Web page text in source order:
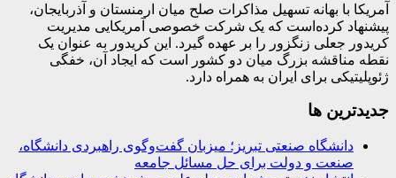
آمریکا با بهانه تسهیل مذاکرات صلح میان ارمنستان و آذربایجان،
پیشنهاد کرده‌است که یک شرکت خصوصی آمریکایی مدیریت
کریدور جعلی زنگزور را بر عهده گیرد. این کریدور به‌ عنوان یک
نقطه مناقشه بزرگ میان دو کشور است که ایجاد آن، خفگی
ژئوپلیتیکی برای ایران به همراه دارد.
جديدترين ها
دانشگاه صنعتی تبریز؛ میزبان گفت‌وگوی راهبردی دانشگاه،
صنعت و دولت برای حل مسائل جامعه